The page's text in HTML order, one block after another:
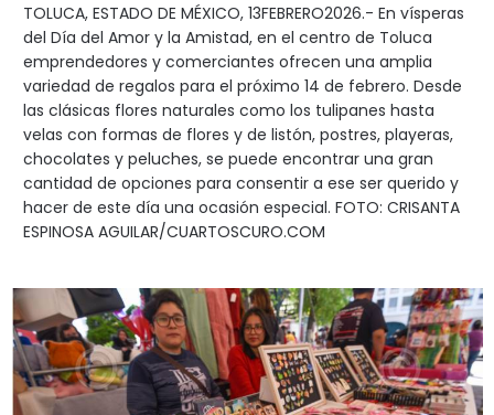
TOLUCA, ESTADO DE MÉXICO, 13FEBRERO2026.- En vísperas
del Día del Amor y la Amistad, en el centro de Toluca
emprendedores y comerciantes ofrecen una amplia
variedad de regalos para el próximo 14 de febrero. Desde
las clásicas flores naturales como los tulipanes hasta
velas con formas de flores y de listón, postres, playeras,
chocolates y peluches, se puede encontrar una gran
cantidad de opciones para consentir a ese ser querido y
hacer de este día una ocasión especial. FOTO: CRISANTA
ESPINOSA AGUILAR/CUARTOSCURO.COM